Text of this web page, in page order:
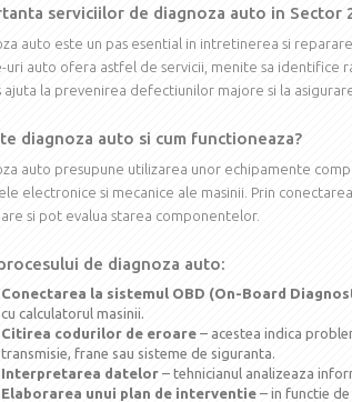
serviciilor de diagnoza auto in Sector
auto este un pas esential in intretinerea si
uri auto ofera astfel de servicii, menite sa identifice
ajuta la prevenirea defectiunilor majore si la
diagnoza auto si cum functioneaza?
auto presupune utilizarea unor echipamente
electronice si mecanice ale masinii. Prin
si pot evalua starea componentelor.
de diagnoza auto:
Conectarea la sistemul OBD (On-Board
cu calculatorul masinii.
Citirea codurilor de eroare – acestea indica
transmisie, frane sau sisteme de siguranta.
Interpretarea datelor – tehnicianul analizeaza
Elaborarea unui plan de interventie – in functie